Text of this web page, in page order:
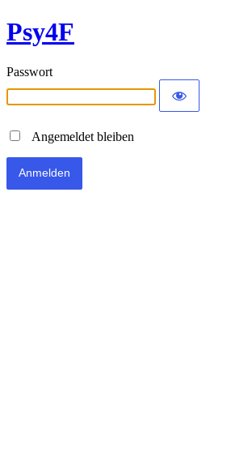
Psy4F
Passwort
Angemeldet bleiben